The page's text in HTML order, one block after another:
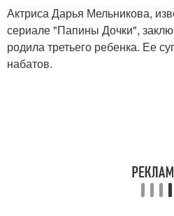
Актриса Дарья Мельникова,
сериале "Папины Дочки",
родила третьего ребенка. Ее
набатов.